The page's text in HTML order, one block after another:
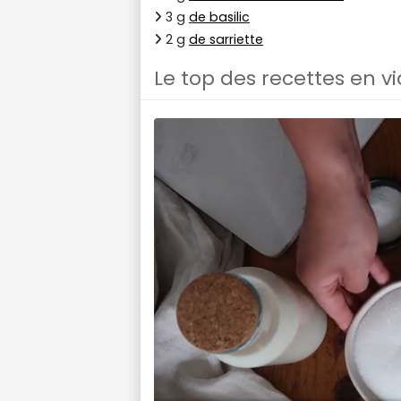
3 g de basilic
2 g de sarriette
Le top des recettes en